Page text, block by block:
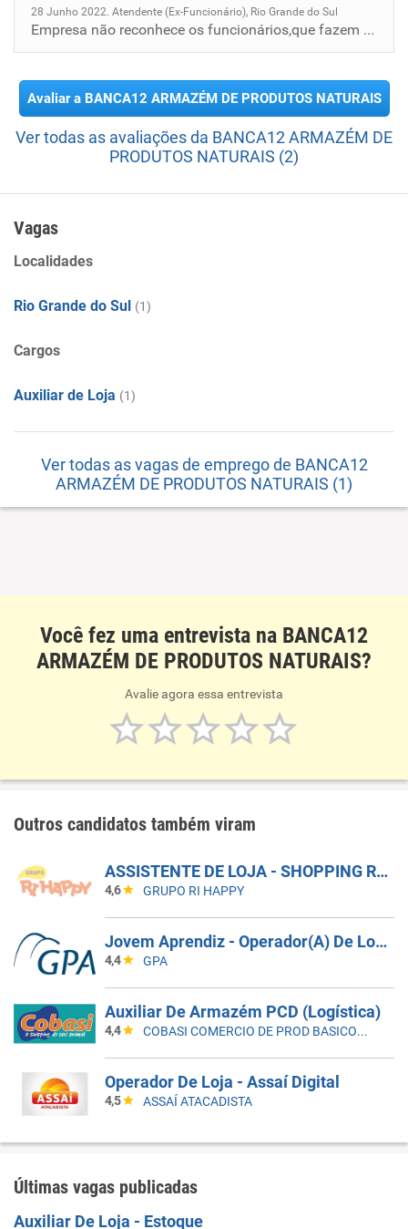
28 Junho 2022. Atendente (Ex-Funcionário), Rio Grande do Sul
Empresa não reconhece os funcionários,que fazem muito mais do que suas funções, gerentes despreparados, acontece um desc...
Avaliar a BANCA12 ARMAZÉM DE PRODUTOS NATURAIS
Ver todas as avaliações da BANCA12 ARMAZÉM DE
PRODUTOS NATURAIS (2)
Vagas
Localidades
Rio Grande do Sul (1)
Cargos
Auxiliar de Loja (1)
Ver todas as vagas de emprego de BANCA12
ARMAZÉM DE PRODUTOS NATURAIS (1)
Você fez uma entrevista na BANCA12
ARMAZÉM DE PRODUTOS NATURAIS?
Avalie agora essa entrevista
Outros candidatos também viram
ASSISTENTE DE LOJA - SHOPPING RIO CLARO
4,6 GRUPO RI HAPPY
Jovem Aprendiz - Operador(A) De Loja Mercearia
4,4 GPA
Auxiliar De Armazém PCD (Logística)
4,4 COBASI COMERCIO DE PROD BASICOS E INDUSTRIALIZADOS LTDA
Operador De Loja - Assaí Digital
4,5 ASSAÍ ATACADISTA
Últimas vagas publicadas
Auxiliar De Loja - Estoque